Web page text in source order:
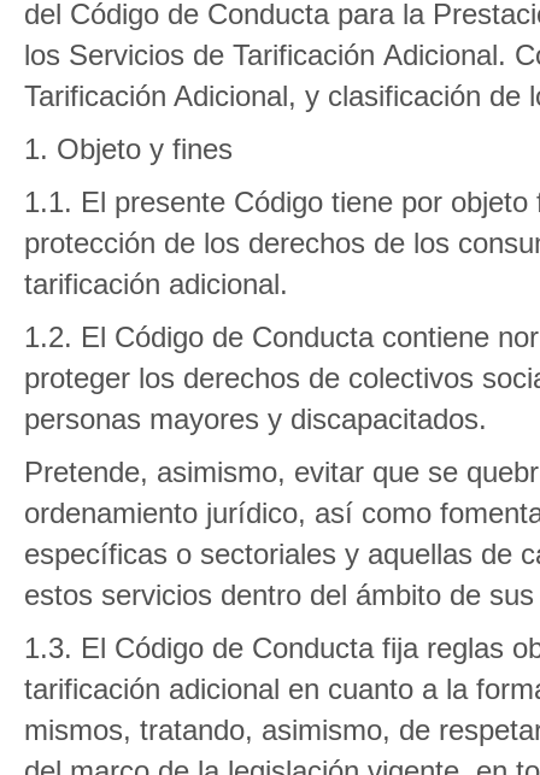
del Código de Conducta para la
los Servicios de Tarificación Adicional.
Tarificación Adicional, y clasificación de
1. Objeto y fines
1.1. El presente Código tiene por
protección de los derechos de los
tarificación adicional.
1.2. El Código de Conducta contiene
proteger los derechos de colectivos
personas mayores y discapacitados.
Pretende, asimismo, evitar que se
ordenamiento jurídico, así como
específicas o sectoriales y aquellas de
estos servicios dentro del ámbito de
1.3. El Código de Conducta fija reglas
tarificación adicional en cuanto a la
mismos, tratando, asimismo, de